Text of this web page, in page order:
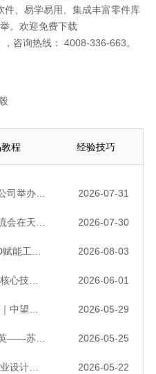
件、易学易用、集成丰富零件库
。欢迎免费下载
咨询热线： 4008-336-663。
程 经验技巧
业数字化创新实践 2026-07-31
转型实践获广泛关注 2026-07-30
AI创新升级 2026-08-03
性与协同困境 2026-06-01
护与发展大会 2026-05-29
证启动会圆满落幕 2026-05-25
怎么样了？ 2026-05-22